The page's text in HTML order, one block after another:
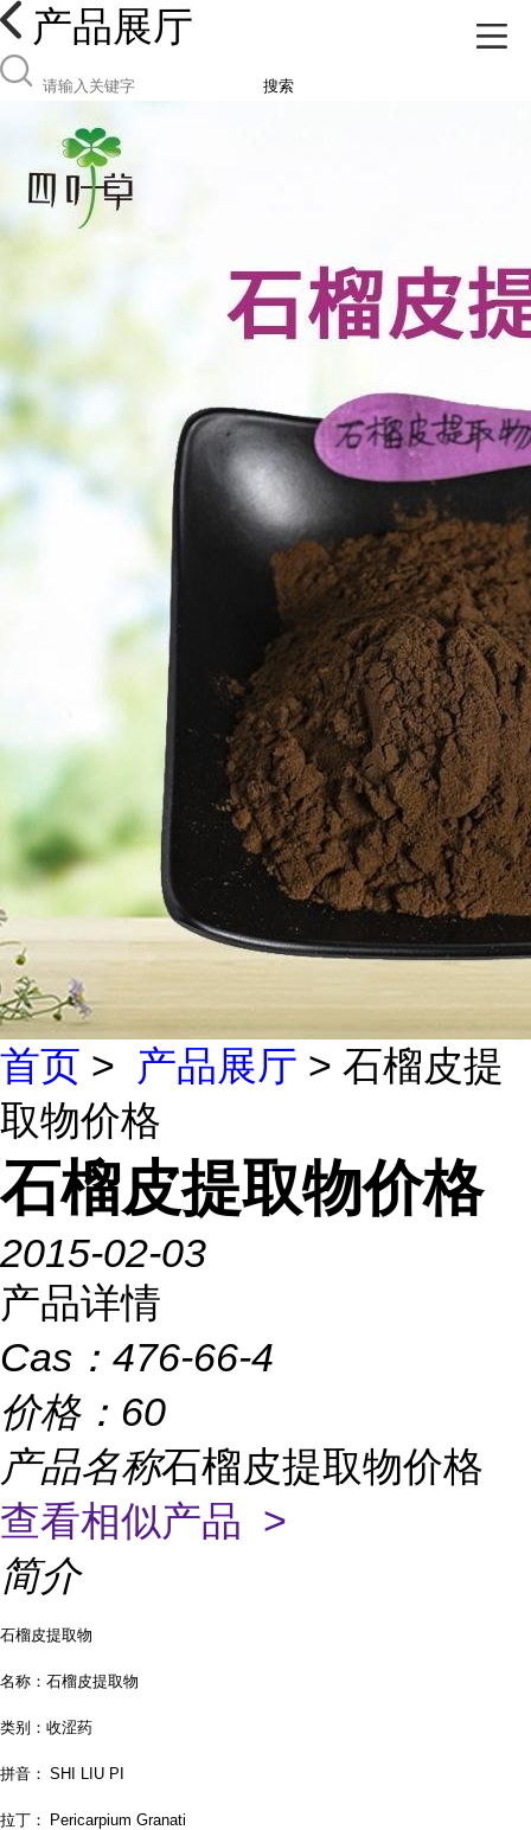
产品展厅
搜索
首页 > 产品展厅 > 石榴皮提
取物价格
石榴皮提取物价格
2015-02-03
产品详情
Cas： 476-66-4
价格： 60
产品名称石榴皮提取物价格
查看相似产品 >
简介
石榴皮提取物
名称：石榴皮提取物
类别：收涩药
拼音： SHI LIU PI
拉丁： Pericarpium Granati